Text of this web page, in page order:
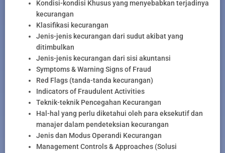
Kondisi-kondisi Khusus yang menyebabkan terjadinya
kecurangan
Klasifikasi kecurangan
Jenis-jenis kecurangan dari sudut akibat yang
ditimbulkan
Jenis-jenis kecurangan dari sisi akuntansi
Symptoms & Warning Signs of Fraud
Red Flags (tanda-tanda kecurangan)
Indicators of Fraudulent Activities
Teknik-teknik Pencegahan Kecurangan
Hal-hal yang perlu diketahui oleh para eksekutif dan
manajer dalam pendeteksian kecurangan
Jenis dan Modus Operandi Kecurangan
Management Controls & Approaches (Solusi